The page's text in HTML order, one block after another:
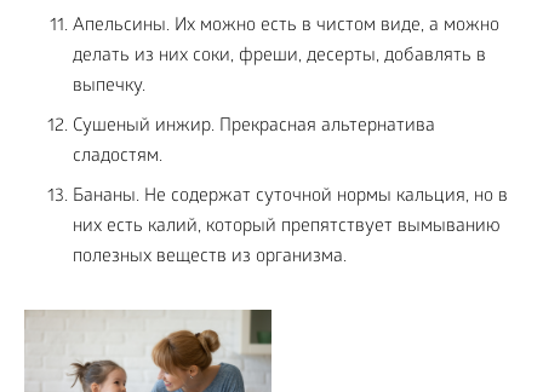
Апельсины. Их можно есть в чистом виде, а можно
делать из них соки, фреши, десерты, добавлять в
выпечку.
Сушеный инжир. Прекрасная альтернатива
сладостям.
Бананы. Не содержат суточной нормы кальция, но в
них есть калий, который препятствует вымыванию
полезных веществ из организма.